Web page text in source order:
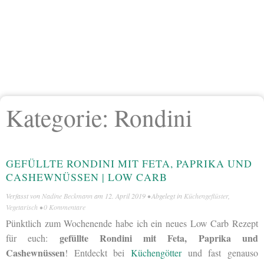
Kategorie: Rondini
GEFÜLLTE RONDINI MIT FETA, PAPRIKA UND
CASHEWNÜSSEN | LOW CARB
Verfasst von Nadine Beckmann am 12. April 2019 • Abgelegt in Küchengeflüster,
Vegetarisch •0 Kommentare
Pünktlich zum Wochenende habe ich ein neues Low Carb Rezept
für euch: gefüllte Rondini mit Feta, Paprika und
Cashewnüssen! Entdeckt bei Küchengötterund fast genauso